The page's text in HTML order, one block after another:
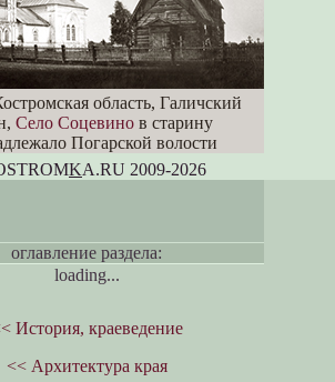
область, Галичский
Село Соцевинов старину
Погарской волости
KA.RU 2009-2026
оглавление раздела:
loading...
История, краеведение
<< Архитектура края